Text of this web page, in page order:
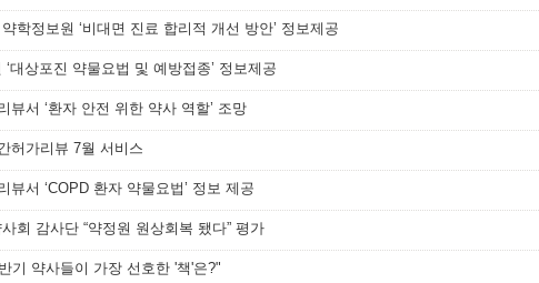
학정보원 ‘비대면 진료 합리적 개선 방안’ 정보제공
대상포진 약물요법 및 예방접종’ 정보제공
뷰서 ‘환자 안전 위한 약사 역할’ 조망
허가리뷰 7월 서비스
뷰서 ‘COPD 환자 약물요법’ 정보 제공
회 감사단 “약정원 원상회복 됐다” 평가
기 약사들이 가장 선호한 '책'은?"